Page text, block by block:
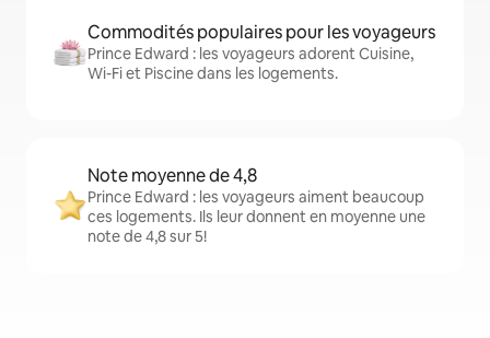
Commodités populaires pour les voyageurs
Prince Edward : les voyageurs adorent Cuisine,
Wi-Fi et Piscine dans les logements.
Note moyenne de 4,8
Prince Edward : les voyageurs aiment beaucoup
ces logements. Ils leur donnent en moyenne une
note de 4,8 sur 5!